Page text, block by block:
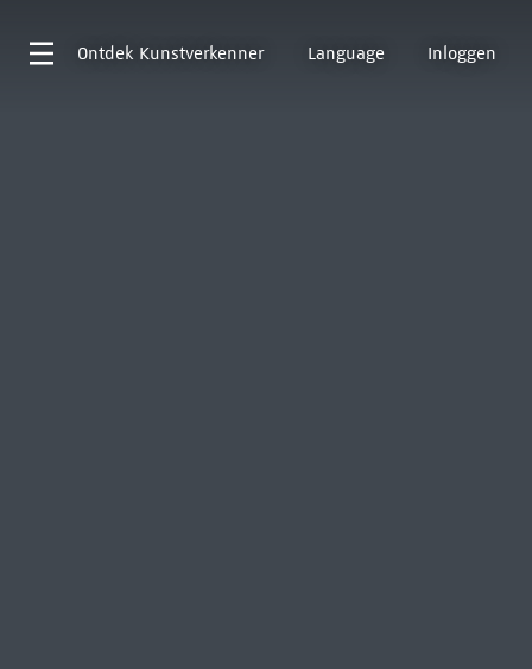
Ontdek Kunstverkenner Language Inloggen